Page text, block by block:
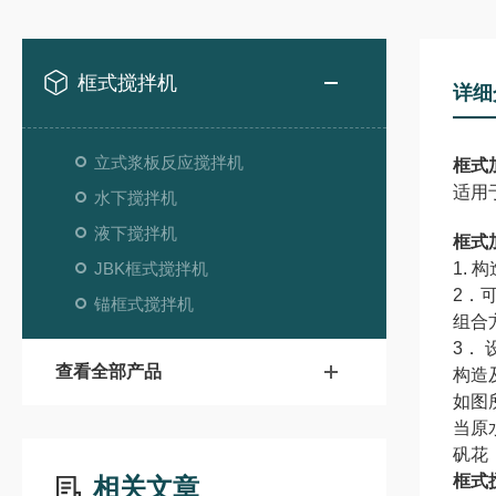
框式搅拌机
立式浆板反应搅拌机
水下搅拌机
液下搅拌机
JBK框式搅拌机
锚框式搅拌机
查看全部产品
相关文章
详
框式
适用
框式
1. 构
2 ．
组合
3 ．
构造
如图
当原
矾花
框式